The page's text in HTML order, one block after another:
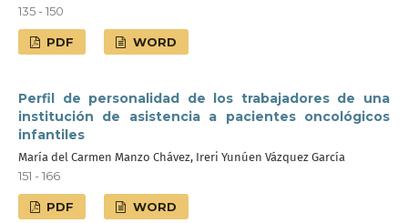
135 - 150
PDF WORD
Perfil de personalidad de los trabajadores de una
institución de asistencia a pacientes oncológicos
infantiles
María del Carmen Manzo Chávez, Ireri Yunúen Vázquez García
151 - 166
PDF WORD